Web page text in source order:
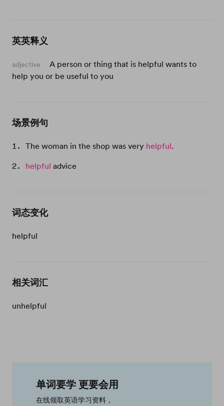
英英释义
adjective
A person or thing that is helpful wants to
help you or be useful to you
场景例句
The woman in the shop was very helpful.
helpful advice
词态变化
helpful
相关词汇
unhelpful
单词要学 更要会用
在线领取英语学习资料，